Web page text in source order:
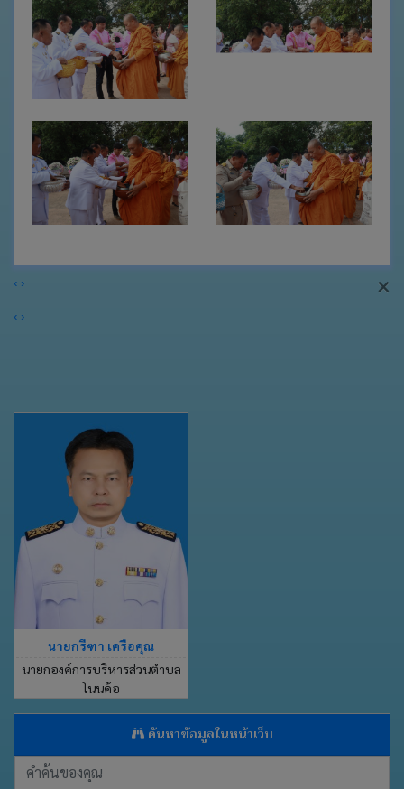
‹ › ×
‹ ›
นายกรีฑา เครือคุณ
นายกองค์การบริหารส่วนตำบล
โนนค้อ
ค้นหาข้อมูลในหน้าเว็บ
บอร์ด
Login